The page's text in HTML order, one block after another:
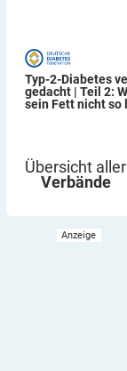
Typ-2-Diabetes
gedacht | Teil 2:
sein Fett nicht so
Übersicht aller
Verbände